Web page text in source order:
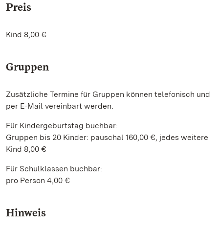
Preis
Kind 8,00 €
Gruppen
Zusätzliche Termine für Gruppen können telefonisch und
per E-Mail vereinbart werden.
Für Kindergeburtstag buchbar:
Gruppen bis 20 Kinder: pauschal 160,00 €, jedes weitere
Kind 8,00 €
Für Schulklassen buchbar:
pro Person 4,00 €
Hinweis